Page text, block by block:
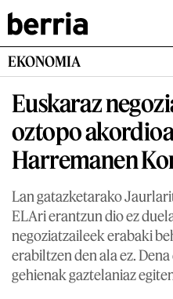
EKONOMIA
Euskaraz
oztopo
Harremanen
Lan gatazketarako
ELAri erantzun dio ez
negoziatzaileek erabaki
erabiltzen den ala ez.
gehienak gaztelaniaz